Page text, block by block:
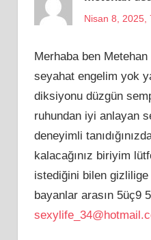
Nisan 8, 2025,
Merhaba ben Metehan
seyahat engelim yok
diksiyonu düzgün
ruhundan iyi anlayan
deneyimli
kalacağınız biriyim
istediğini bilen
bayanlar arasın 5üç9